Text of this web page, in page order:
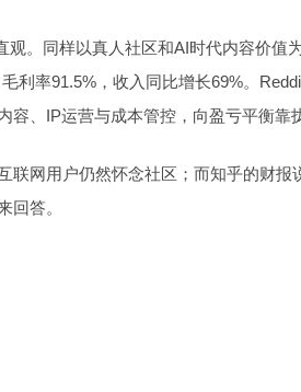
观。同样以真人社区和AI时代内容价值
利率91.5%，收入同比增长69%。
容、IP运营与成本管控，向盈亏平衡靠
联网用户仍然怀念社区；而知乎的财
回答。